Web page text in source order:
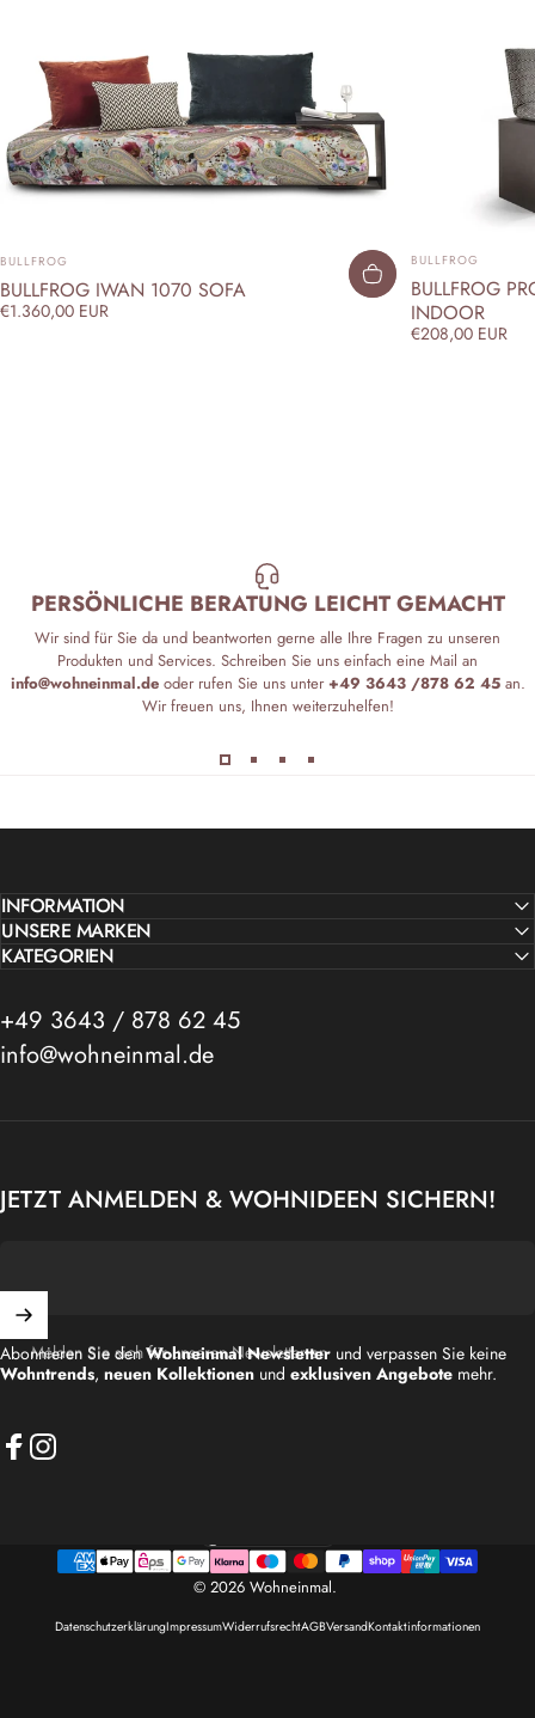
ANBIETER:
BULLFROG
BULLFROG IWAN 1070 SOFA
€1.360,00 EUR
ANBIETER:
BULLFROG
BULLFROG
INDOOR
€208,00 EUR
PERSÖNLICHE BERATUNG LEICHT GEMACHT
Wir sind für Sie da und beantworten gerne alle Ihre Fragen zu unseren
Produkten und Services. Schreiben Sie uns einfach eine Mail an
info@wohneinmal.deoder rufen Sie uns unter+49 3643 /878 62 45an.
Wir freuen uns, Ihnen weiterzuhelfen!
INFORMATION
UNSERE MARKEN
KATEGORIEN
+49 3643 / 878 62 45
info@wohneinmal.de
JETZT ANMELDEN & WOHNIDEEN SICHERN!
Melden Sie sich für unseren Newsletter an
Abonnieren Sie denWohneinmal Newsletter und verpassen Sie keine
Wohntrends, neuen Kollektionen und exklusiven Angebote mehr.
© 2026 Wohneinmal.
DatenschutzerklärungImpressumWiderrufsrechtAGBVersandKontaktinformationen
Land/Region